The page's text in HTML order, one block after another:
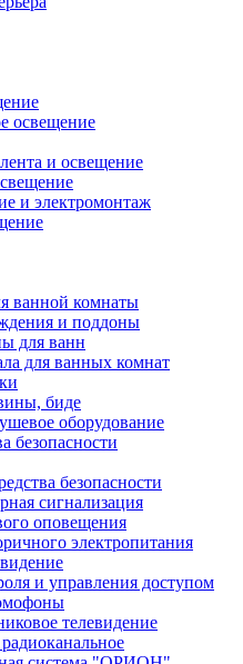
освещение
и освещение
и электромонтаж
ванной комнаты
и поддоны
для ванн
для ванных комнат
биде
оборудование
безопасности
безопасности
сигнализация
оповещения
электропитания
и управления доступом
телевидение